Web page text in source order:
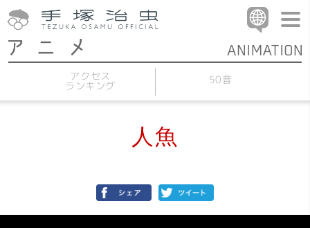
アクセス
ランキング 50音
人魚